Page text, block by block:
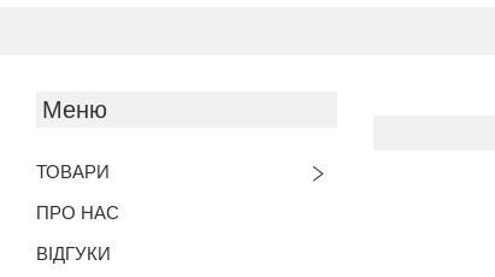
ТОВАРИ
ПРО НАС
ВІДГУКИ